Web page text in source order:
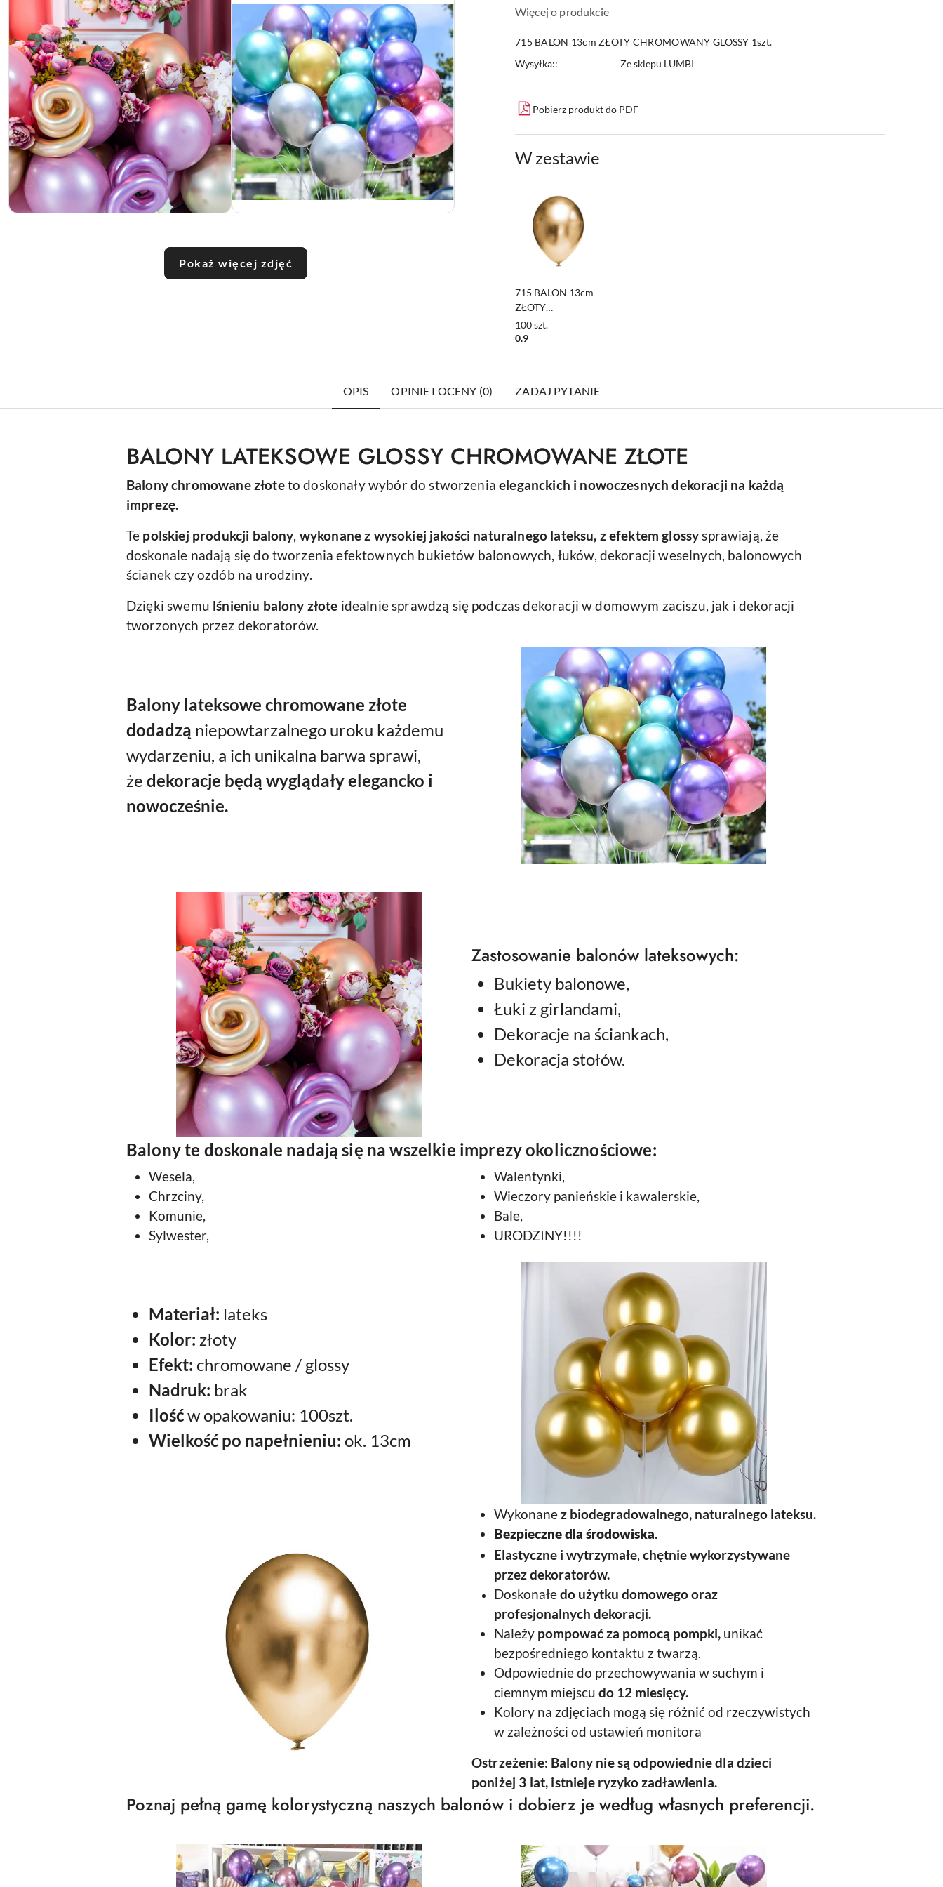
Pokaż więcej zdjęć
Więcej o produkcie
715 BALON 13cm ZŁOTY CHROMOWANY GLOSSY 1szt.
Wysyłka::
Ze sklepu LUMBI
Pobierz produkt do PDF
W zestawie
715 BALON 13cm
ZŁOTY
CHROMOWANY
GLOSSY 1szt.
100szt.
0.9
OPIS OPINIE I OCENY (0) ZADAJ PYTANIE
BALONY LATEKSOWE GLOSSY CHROMOWANE ZŁOTE
Balony chromowane złoteto doskonały wybór do stworzeniaeleganckich i nowoczesnych dekoracji na każdą
imprezę.
Te polskiej produkcji balony, wykonane z wysokiej jakości naturalnego lateksu, z efektem glossysprawiają, że
doskonale nadają się do tworzenia efektownych bukietów balonowych, łuków, dekoracji weselnych, balonowych
ścianek czy ozdób na urodziny.
Dzięki swemu lśnieniu balony złote idealnie sprawdzą się podczas dekoracji w domowym zaciszu, jak i dekoracji
tworzonych przez dekoratorów.
Balony lateksowe chromowane złote
dodadzą niepowtarzalnego uroku każdemu
wydarzeniu, a ich unikalna barwa sprawi,
że dekoracje będą wyglądały elegancko i
nowocześnie.
Zastosowanie balonów lateksowych:
Bukiety balonowe,
Łuki z girlandami,
Dekoracje na ściankach,
Dekoracja stołów.
Balony te doskonale nadają się na wszelkie imprezy okolicznościowe:
Wesela,
Chrzciny,
Komunie,
Sylwester,
Walentynki,
Wieczory panieńskie i kawalerskie,
Bale,
URODZINY!!!!
Materiał: lateks
Kolor: złoty
Efekt: chromowane / glossy
Nadruk: brak
Ilośćw opakowaniu: 100szt.
Wielkość po napełnieniu: ok. 13cm
Wykonanez biodegradowalnego, naturalnego lateksu.
Bezpieczne dla środowiska.
Elastyczne i wytrzymałe, chętnie wykorzystywane
przez dekoratorów.
Doskonałedo użytku domowego oraz
profesjonalnych dekoracji.
Należy pompować za pomocą pompki, unikać
bezpośredniego kontaktu z twarzą.
Odpowiednie do przechowywania w suchym i
ciemnym miejscu do 12 miesięcy.
Kolory na zdjęciach mogą się różnić od rzeczywistych
w zależności od ustawień monitora
Ostrzeżenie: Balony nie są odpowiednie dla dzieci
poniżej 3 lat, istnieje ryzyko zadławienia.
Poznaj pełną gamę kolorystyczną naszych balonów i dobierz je według własnych preferencji.